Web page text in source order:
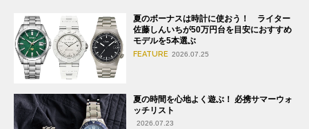
夏のボーナスは時計に使おう！ ライター
佐藤しんいちが50万円台を目安におすすめ
モデルを5本選ぶ
FEATURE 2026.07.25
夏の時間を心地よく遊ぶ！ 必携サマーウォ
ッチリスト
2026.07.23